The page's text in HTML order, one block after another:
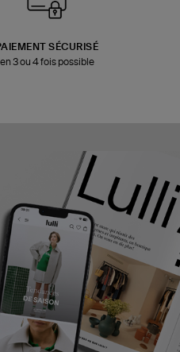
SÉCURISÉ
en 3 ou 4 fois possible